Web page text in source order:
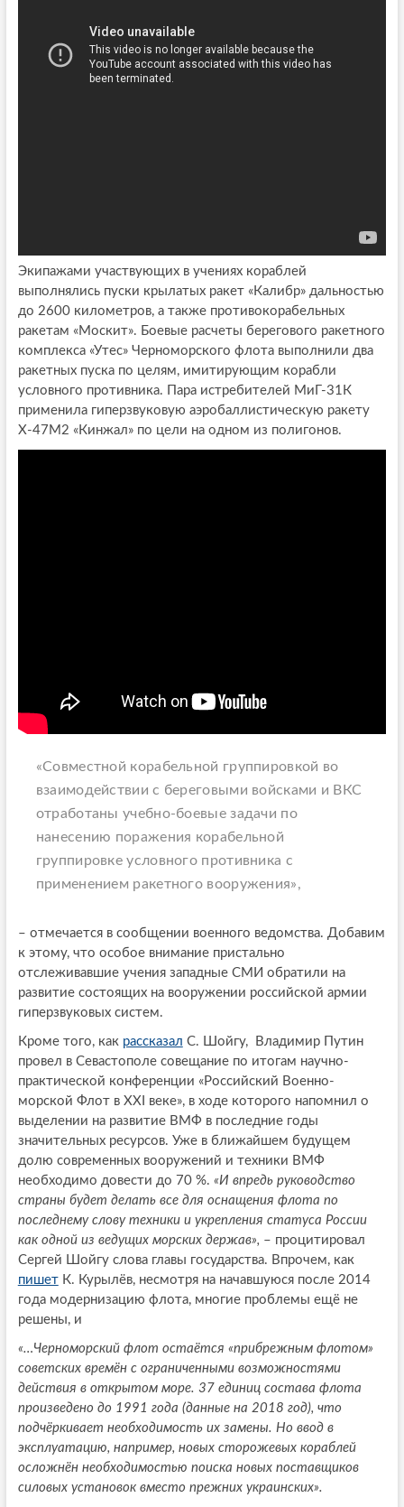
Экипажами участвующих в учениях кораблей
выполнялись пуски крылатых ракет «Калибр» дальностью
до 2600 километров, а также противокорабельных
ракетам «Москит». Боевые расчеты берегового ракетного
комплекса «Утес» Черноморского флота выполнили два
ракетных пуска по целям, имитирующим корабли
условного противника. Пара истребителей МиГ-31К
применила гиперзвуковую аэробаллистическую ракету
Х-47М2 «Кинжал» по цели на одном из полигонов.
«Совместной корабельной группировкой во
взаимодействии с береговыми войсками и ВКС
отработаны учебно-боевые задачи по
нанесению поражения корабельной
группировке условного противника с
применением ракетного вооружения»,
– отмечается в сообщении военного ведомства. Добавим
к этому, что особое внимание пристально
отслеживавшие учения западные СМИ обратили на
развитие состоящих на вооружении российской армии
гиперзвуковых систем.
Кроме того, как рассказал С. Шойгу, Владимир Путин
провел в Севастополе совещание по итогам научно-
практической конференции «Российский Военно-
морской Флот в XXI веке», в ходе которого напомнил о
выделении на развитие ВМФ в последние годы
значительных ресурсов. Уже в ближайшем будущем
долю современных вооружений и техники ВМФ
необходимо довести до 70 %. «И впредь руководство
страны будет делать все для оснащения флота по
последнему слову техники и укрепления статуса России
как одной из ведущих морских держав», – процитировал
Сергей Шойгу слова главы государства. Впрочем, как
пишетК. Курылёв, несмотря на начавшуюся после 2014
года модернизацию флота, многие проблемы ещё не
решены, и
«…Черноморский флот остаётся «прибрежным флотом»
советских времён с ограниченными возможностями
действия в открытом море. 37 единиц состава флота
произведено до 1991 года (данные на 2018 год), что
подчёркивает необходимость их замены. Но ввод в
эксплуатацию, например, новых сторожевых кораблей
осложнён необходимостью поиска новых поставщиков
силовых установок вместо прежних украинских».